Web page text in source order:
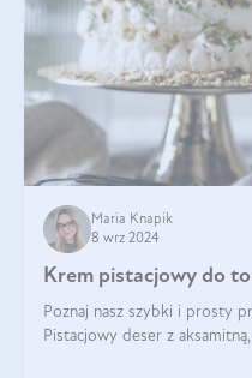
Maria Knapik
8 wrz 2024
Krem pistacjowy do
Poznaj nasz szybki i prosty
Pistacjowy deser z